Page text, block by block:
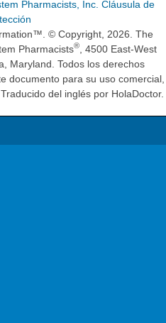
Pharmacists, Inc. Cláusula de
© Copyright, 2026. The
Pharmacists®
, 4500 East-West
Maryland. Todos los derechos
documento para su uso comercial,
del inglés por HolaDoctor.